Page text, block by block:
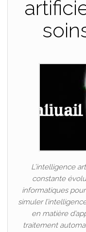
L’intelligence
constante
informatiques
simuler
en matière
traitement